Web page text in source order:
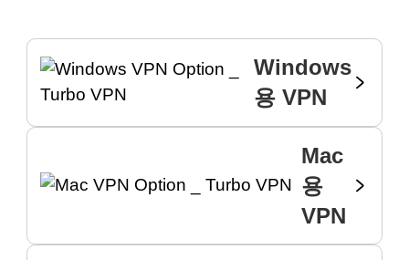
Windows
용 VPN
Mac
용
VPN